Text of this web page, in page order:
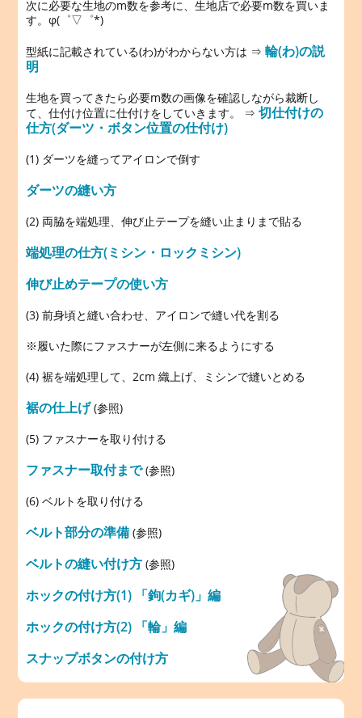
次に必要な生地のm数を参考に、生地店で必要m数を買いま
す。φ(゜▽゜*)
型紙に記載されている(わ)がわからない方は ⇒輪(わ)の説
明
生地を買ってきたら必要m数の画像を確認しながら裁断し
て、仕付け位置に仕付けをしていきます。 ⇒切仕付けの
仕方(ダーツ・ボタン位置の仕付け)
(1) ダーツを縫ってアイロンで倒す
ダーツの縫い方
(2) 両脇を端処理、伸び止テープを縫い止まりまで貼る
端処理の仕方(ミシン・ロックミシン)
伸び止めテープの使い方
(3) 前身頃と縫い合わせ、アイロンで縫い代を割る
※履いた際にファスナーが左側に来るようにする
(4) 裾を端処理して、2cm 織上げ、ミシンで縫いとめる
裾の仕上げ(参照)
(5) ファスナーを取り付ける
ファスナー取付まで(参照)
(6) ベルトを取り付ける
ベルト部分の準備 (参照)
ベルトの縫い付け方 (参照)
ホックの付け方(1) 「鉤(カギ)」編
ホックの付け方(2) 「輪」編
スナップボタンの付け方